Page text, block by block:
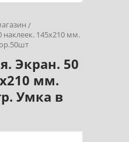
наклеек. 145х210 мм.
Экран. 50
мм.
Умка в